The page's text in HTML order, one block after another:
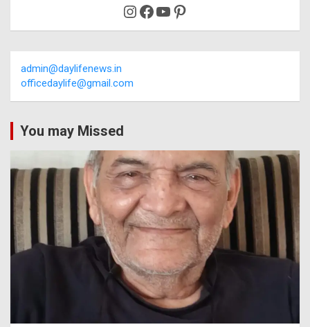
Instagram
Facebook
YouTube
Pinterest
admin@daylifenews.in
officedaylife@gmail.com
You may Missed